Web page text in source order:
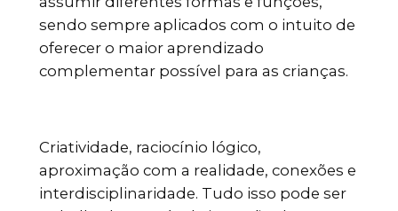
sendo sempre aplicados com o intuito de
oferecer o maior aprendizado
complementar possível para as crianças.
Criatividade, raciocínio lógico,
aproximação com a realidade, conexões e
interdisciplinaridade. Tudo isso pode ser